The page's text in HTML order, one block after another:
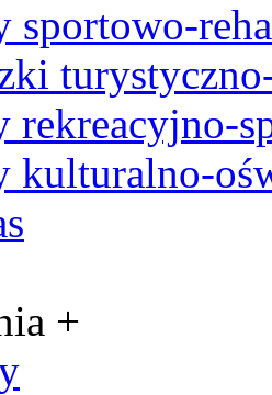
sportowo-
rekreacyjno-
kulturalno-
+